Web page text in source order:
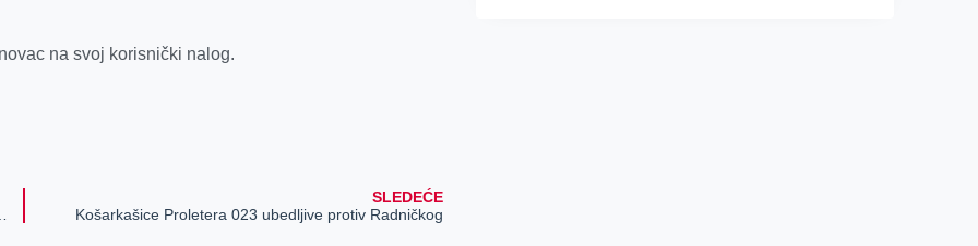
na svoj korisnički nalog.
sednici GO SNS Zrenjanin
SLEDEĆE
Košarkašice Proletera 023 ubedljive protiv Radničkog